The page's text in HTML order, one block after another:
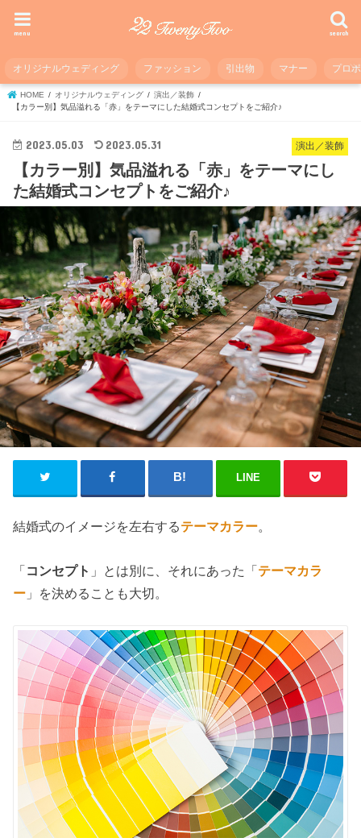
search
menu
オリジナルウェディング ファッション 引出物 マナー プロ
HOME オリジナルウェディング
演出／装飾
【カラー別】気品溢れる「赤」をテーマにした結婚式コンセプトをご紹介♪
演出／装飾
2023.05.03 2023.05.31
【カラー別】気品溢れる「赤」をテーマにし
た結婚式コンセプトをご紹介♪
LINE
結婚式のイメージを左右するテーマカラー。
「コンセプト 」とは別に、それにあった「テーマカラ
ー 」を決めることも大切。